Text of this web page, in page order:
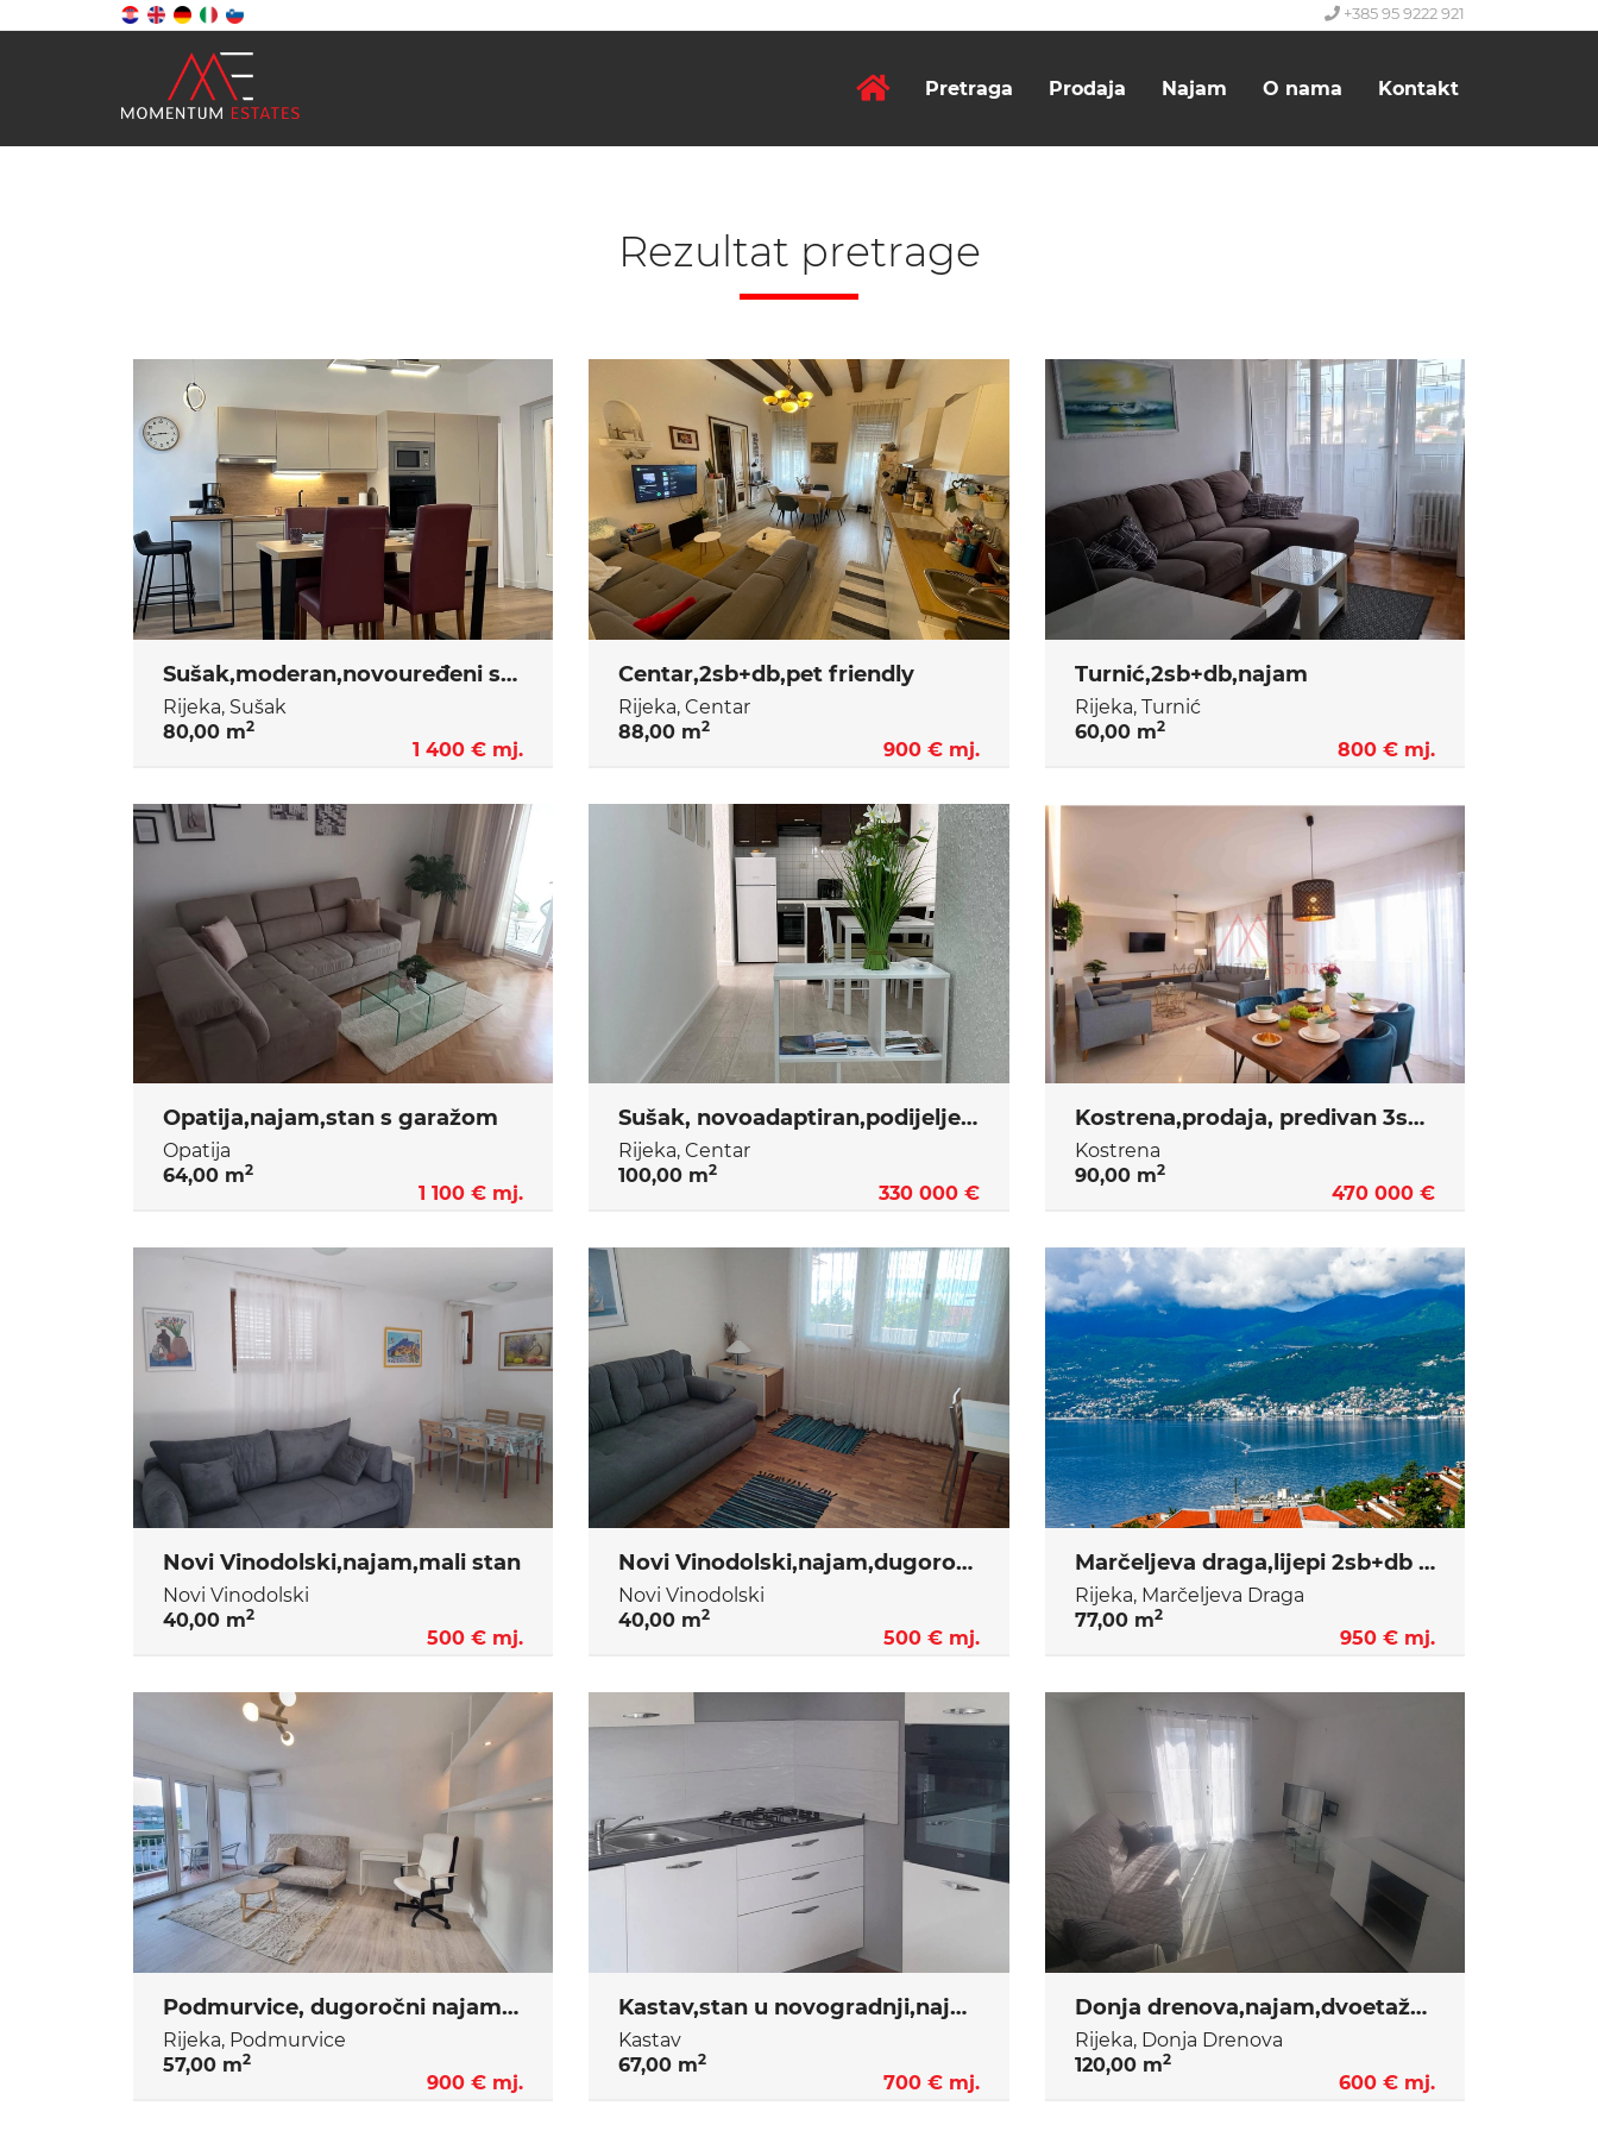
+385 95 9222 921
Pretraga Prodaja Najam O nama Kontakt
Rezultat pretrage
Sušak,moderan,novouređeni stan za najam
Rijeka, Sušak
80,00 m2
1 400 € mj.
Centar,2sb+db,pet friendly
Rijeka, Centar
88,00 m2
900 € mj.
Turnić,2sb+db,najam
Rijeka, Turnić
60,00 m2
800 € mj.
Opatija,najam,stan s garažom
Opatija
64,00 m2
1 100 € mj.
Sušak, novoadaptiran,podijeljen u dva stana
Rijeka, Centar
100,00 m2
330 000 €
Kostrena,prodaja, predivan 3sb+db
Kostrena
90,00 m2
470 000 €
Novi Vinodolski,najam,mali stan
Novi Vinodolski
40,00 m2
500 € mj.
Novi Vinodolski,najam,dugoročno
Novi Vinodolski
40,00 m2
500 € mj.
Marčeljeva draga,lijepi 2sb+db s garažom
Rijeka, Marčeljeva Draga
77,00 m2
950 € mj.
Podmurvice, dugoročni najam.2skl
Rijeka, Podmurvice
57,00 m2
900 € mj.
Kastav,stan u novogradnji,najam
Kastav
67,00 m2
700 € mj.
Donja drenova,najam,dvoetažni stan
Rijeka, Donja Drenova
120,00 m2
600 € mj.